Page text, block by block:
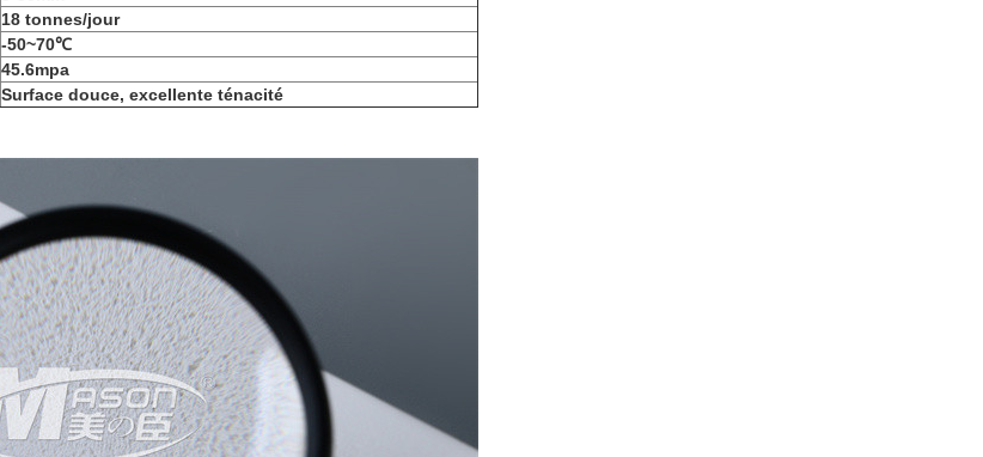
18 tonnes/jour
-50~70℃
45.6mpa
Surface douce, excellente ténacité